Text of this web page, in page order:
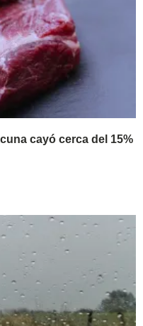
cayó cerca del 15%